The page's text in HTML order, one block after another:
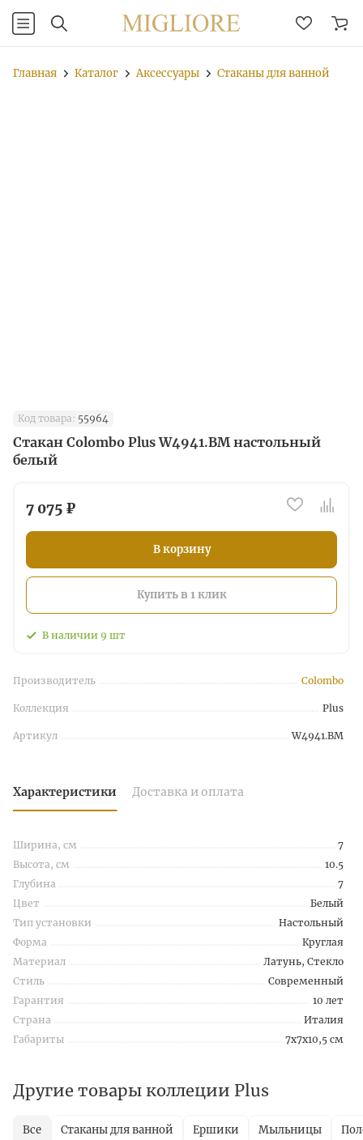
Главная Каталог Аксессуары Стаканы для ванной
Код товара: 55964
Стакан Colombo Plus W4941.BM настольный
белый
7 075 ₽
В корзину
Купить в 1 клик
В наличии 9 шт
Производитель Colombo
Коллекция Plus
Артикул W4941.BM
Характеристики Доставка и оплата
Ширина, см
7
Высота, см
10.5
Глубина
7
Цвет
Белый
Тип установки
Настольный
Форма
Круглая
Материал
Латунь, Стекло
Стиль
Современный
Гарантия
10 лет
Страна
Италия
Габариты
7x7x10,5 см
Другие товары коллеции Plus
Все Стаканы для ванной Ершики Мыльницы